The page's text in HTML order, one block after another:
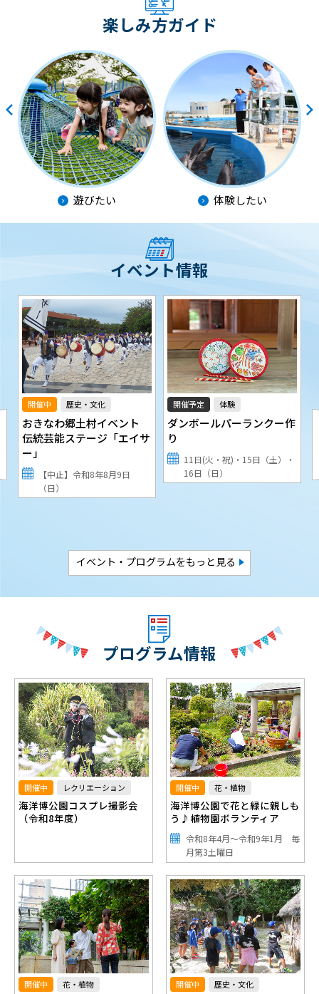
楽しみ方ガイド
遊びたい 体験したい
イベント情報
開催中 歴史・文化
おきなわ郷土村イベント
伝統芸能ステージ「エイサ
ー」
【中止】令和8年8月9日
（日）
開催予定 体験
ダンボールパーランクー作
り
11日(火・祝)・15日（土）・
16日（日）
イベント・プログラムをもっと見る
プログラム情報
開催中 レクリエーション
海洋博公園コスプレ撮影会
（令和8年度）
開催中 花・植物
海洋博公園で花と緑に親しも
う♪植物園ボランティア
令和8年4月～令和9年1月 毎
月第3土曜日
開催中 花・植物 開催中 歴史・文化